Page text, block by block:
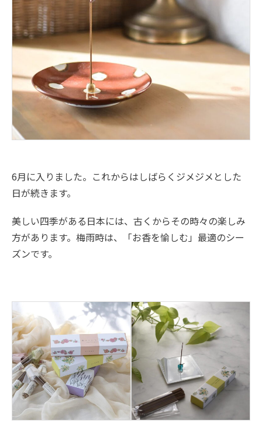
6月に入りました。これからはしばらくジメジメとした
日が続きます。
美しい四季がある日本には、古くからその時々の楽しみ
方があります。梅雨時は、「お香を愉しむ」最適のシー
ズンです。